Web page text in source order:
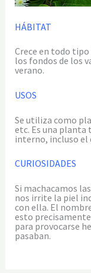
HÁBITAT
Crece en todo tipo
los fondos de los
verano.
USOS
Se utiliza como
etc. Es una planta
interno, incluso el
CURIOSIDADES
Si machacamos
nos irrite la piel
con ella. El
esto
para provocarse
pasaban.